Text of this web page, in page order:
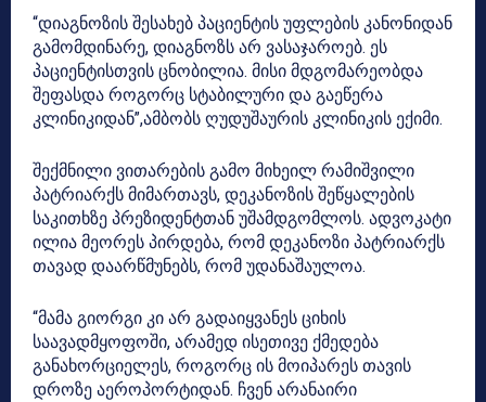
“დიაგნოზის შესახებ პაციენტის უფლების კანონიდან
გამომდინარე, დიაგნოზს არ ვასაჯაროებ. ეს
პაციენტისთვის ცნობილია. მისი მდგომარეობდა
შეფასდა როგორც სტაბილური და გაეწერა
კლინიკიდან”,ამბობს ღუდუშაურის კლინიკის ექიმი.
შექმნილი ვითარების გამო მიხეილ რამიშვილი
პატრიარქს მიმართავს, დეკანოზის შეწყალების
საკითხზე პრეზიდენტთან უშამდგომლოს. ადვოკატი
ილია მეორეს პირდება, რომ დეკანოზი პატრიარქს
თავად დაარწმუნებს, რომ უდანაშაულოა.
“მამა გიორგი კი არ გადაიყვანეს ციხის
საავადმყოფოში, არამედ ისეთივე ქმედება
განახორციელეს, როგორც ის მოიპარეს თავის
დროზე აეროპორტიდან. ჩვენ არანაირი